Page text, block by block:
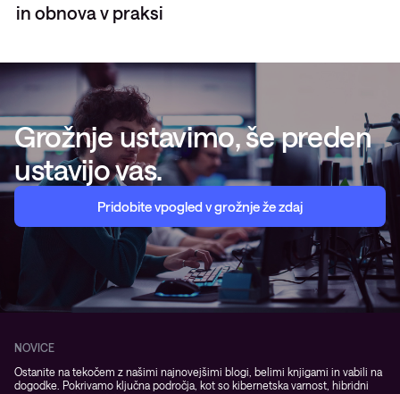
in obnova v praksi
Grožnje ustavimo, še preden
ustavijo vas.
Pridobite vpogled v grožnje že zdaj
NOVICE
Ostanite na tekočem z našimi najnovejšimi blogi, belimi knjigami in vabili na
dogodke. Pokrivamo ključna področja, kot so kibernetska varnost, hibridni